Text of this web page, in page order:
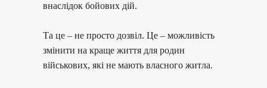
внаслідок бойових дій.
Та це – не просто дозвіл. Це – можливість
змінити на краще життя для родин
військових, які не мають власного житла.